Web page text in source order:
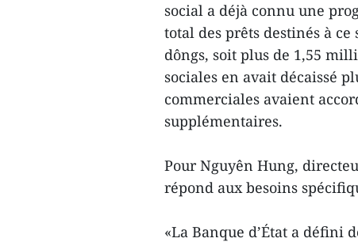
social a déjà connu une
total des prêts destinés à
dôngs, soit plus de 1,55
sociales en avait décaissé
commerciales avaient
supplémentaires.
Pour Nguyên Hung,
répond aux besoins
«La Banque d’État a défini